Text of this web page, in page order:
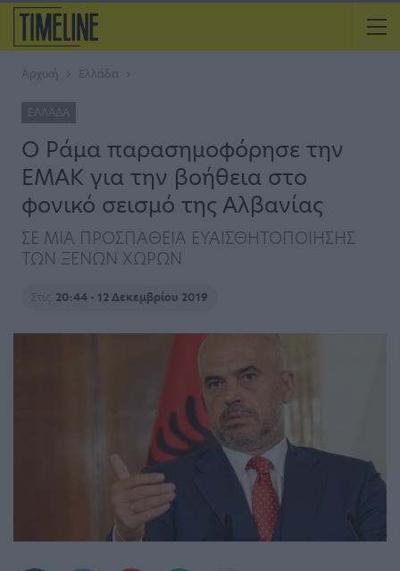
Αρχική Ελλάδα
ΕΛΛΆΔΑ
O Ράμα παρασημοφόρησε την
ΕΜΑΚ για την βοήθεια στο
φονικό σεισμό της Αλβανίας
ΣΕ ΜΙΑ ΠΡΟΣΠΑΘΕΙΑ ΕΥΑΙΣΘΗΤΟΠΟΙΗΣΗΣ
ΤΩΝ ΞΕΝΩΝ ΧΩΡΩΝ
Στις 20:44 - 12 Δεκεμβρίου 2019